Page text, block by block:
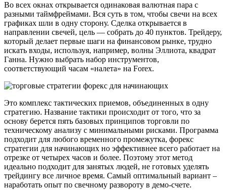
Во всех окнах открывается одинаковая валютная пара с
разными таймфреймами. Вся суть в том, чтобы свечи на всех
графиках шли в одну сторону. Сделка открывается в
направлении свечей, цель — собрать до 40 пунктов. Трейдеру,
который делает первые шаги на финансовом рынке, трудно
искать входы, используя, например, волны Эллиота, квадрат
Ганна. Нужно выбрать набор инструментов,
соответствующий часам «налета» на Forex.
Это комплекс тактических приемов, объединенных в одну
стратегию. Название тактики происходит от того, что за
основу берется пять базовых принципов торговли по
техническому анализу с минимальными рисками. Программа
подходит для любого временного промежутка, форекс
стратегии для начинающих но эффективнее всего работает на
отрезке от четырех часов и более. Поэтому этот метод
идеально подходит для занятых людей, не готовых уделять
трейдингу все личное время. Самый оптимальный вариант –
наработать опыт по свечному развороту в демо-счете.